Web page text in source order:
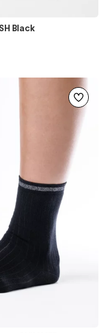
Black